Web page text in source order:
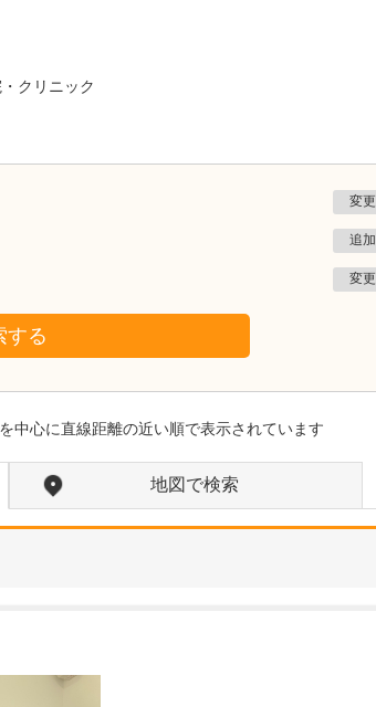
クリニック
変更
追加
変更
する
を中心に直線距離の近い順で表示されています
地図で検索
沖縄県那覇市
友寄クリニック
貴院の特長を教えてください。
当院は常勤医3名の3診体
制に加え、非常勤の先生